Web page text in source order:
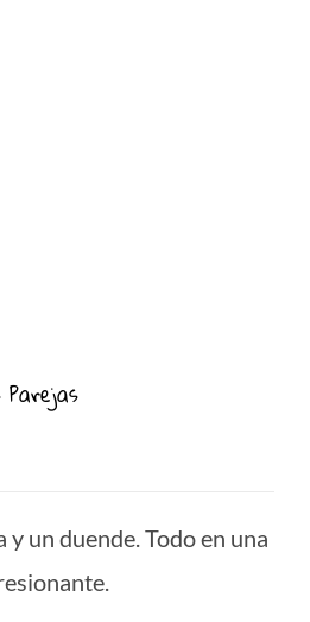
Parejas
y un duende. Todo en una